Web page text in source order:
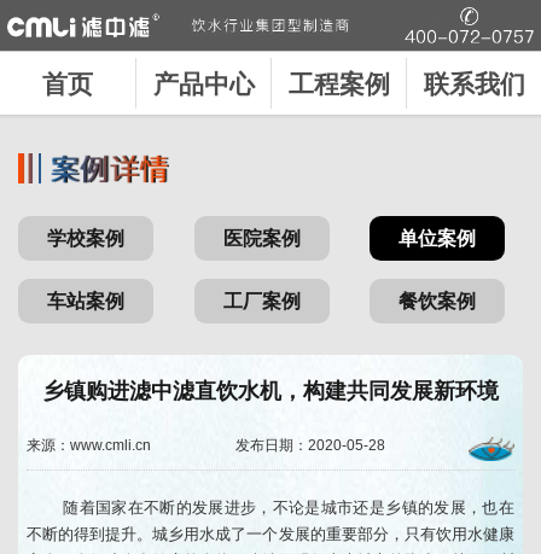
首页 产品中心 工程案例 联系我们
学校案例 医院案例 单位案例
车站案例 工厂案例 餐饮案例
乡镇购进滤中滤直饮水机，构建共同发展新环境
来源：www.cmli.cn 发布日期：2020-05-28
随着国家在不断的发展进步，不论是城市还是乡镇的发展，也在
不断的得到提升。城乡用水成了一个发展的重要部分，只有饮用水健康